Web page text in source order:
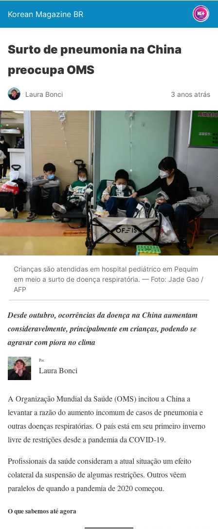
Korean Magazine BR
Surto de pneumonia na China
preocupa OMS
Laura Bonci 3 anos atrás
Crianças são atendidas em hospital pediátrico em Pequim
em meio a surto de doença respiratória. — Foto: Jade Gao /
AFP
Desde outubro, ocorrências da doença na China aumentam
consideravelmente, principalmente em crianças, podendo se
agravar com piora no clima
Por:
Laura Bonci
A Organização Mundial da Saúde (OMS) incitou a China a
levantar a razão do aumento incomum de casos de pneumonia e
outras doenças respiratórias. O país está em seu primeiro inverno
livre de restrições desde a pandemia da COVID-19.
Profissionais da saúde consideram a atual situação um efeito
colateral da suspensão de algumas restrições. Outros vêem
paralelos de quando a pandemia de 2020 começou.
O que sabemos até agora